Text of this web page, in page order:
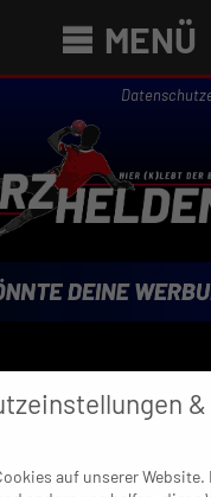
MENÜ
21. MAI 2023
auf unserer